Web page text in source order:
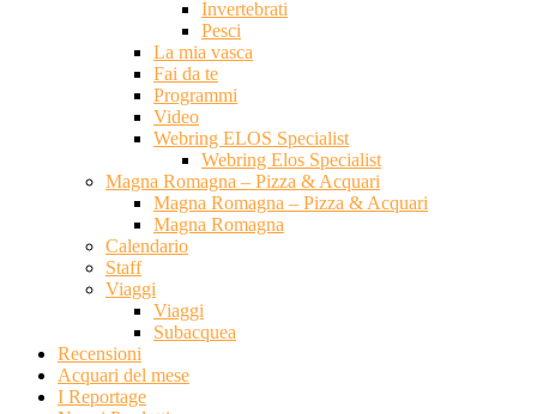
Invertebrati
Pesci
La mia vasca
Fai da te
Programmi
Video
Webring ELOS Specialist
Webring Elos Specialist
Magna Romagna – Pizza & Acquari
Magna Romagna – Pizza & Acquari
Magna Romagna
Calendario
Staff
Viaggi
Viaggi
Subacquea
Recensioni
Acquari del mese
I Reportage